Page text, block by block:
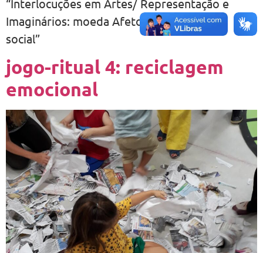
“Interlocuções em Artes/ Representação e
Imaginários: moeda Afeto como escultura
social”
jogo-ritual 4: reciclagem
emocional